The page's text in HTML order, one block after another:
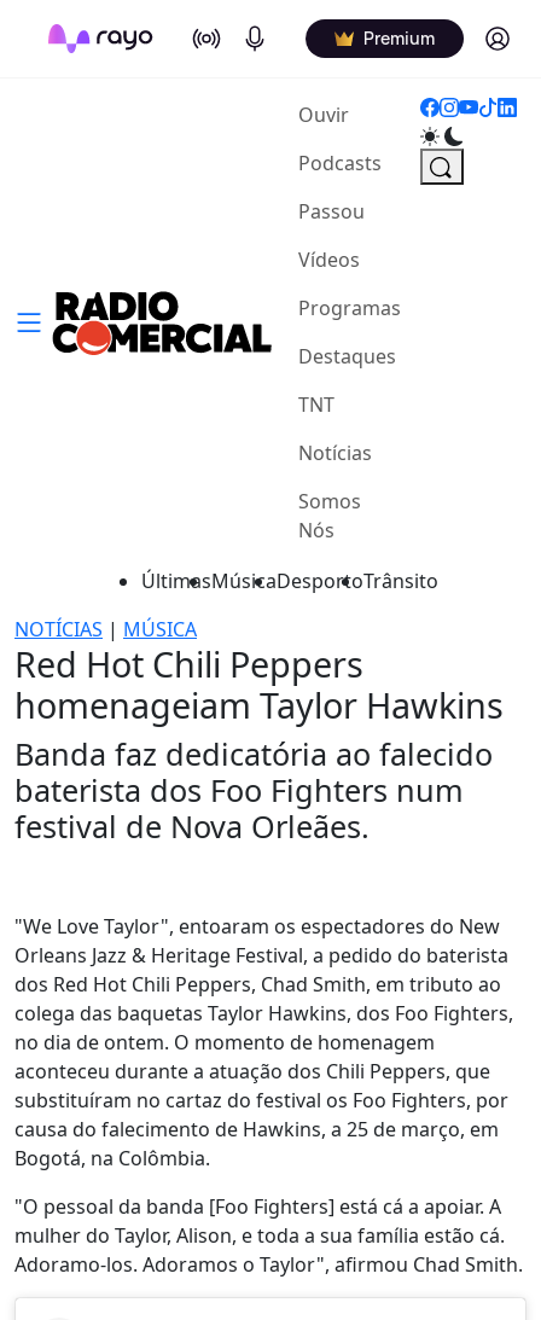
On Air Podcasts Premium Log in
Ouvir(current)
Podcasts
Passou
Vídeos
Programas
Destaques
TNT
Notícias
Somos
Nós
ÚltimasMúsicaDesportoTrânsito
NOTÍCIAS | MÚSICA
Red Hot Chili Peppers
homenageiam Taylor Hawkins
Banda faz dedicatória ao falecido
baterista dos Foo Fighters num
festival de Nova Orleães.
"We Love Taylor", entoaram os espectadores do New
Orleans Jazz & Heritage Festival, a pedido do baterista
dos Red Hot Chili Peppers, Chad Smith, em tributo ao
colega das baquetas Taylor Hawkins, dos Foo Fighters,
no dia de ontem. O momento de homenagem
aconteceu durante a atuação dos Chili Peppers, que
substituíram no cartaz do festival os Foo Fighters, por
causa do falecimento de Hawkins, a 25 de março, em
Bogotá, na Colômbia.
"O pessoal da banda [Foo Fighters] está cá a apoiar. A
mulher do Taylor, Alison, e toda a sua família estão cá.
Adoramo-los. Adoramos o Taylor", afirmou Chad Smith.